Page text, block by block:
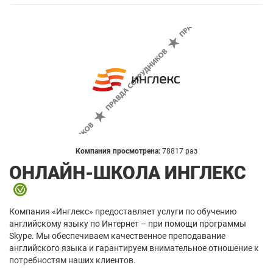
Компания просмотрена: 78817 раз
ОНЛАЙН-ШКОЛА ИНГЛЕКС
Компания «Инглекс» предоставляет услуги по обучению
английскому языку по Интернет – при помощи программы
Skype. Мы обеспечиваем качественное преподавание
английского языка и гарантируем внимательное отношение к
потребностям наших клиентов.